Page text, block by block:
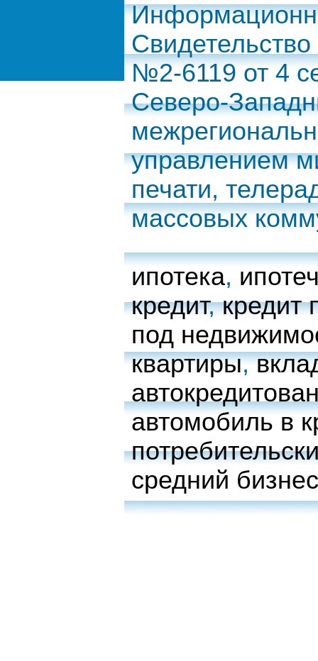
№2-6119 от 4
Северо-
управлением
печати,
массовых
ипотека,
кредит,кредит
под
квартиры,
автомобиль в
средний бизнес